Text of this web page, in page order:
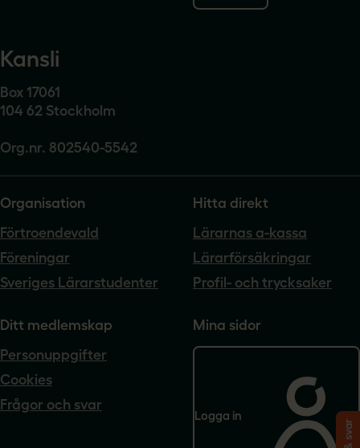
Kansli
Box 17061
104 62 Stockholm
Org.nr. 802540-5542
Organisation
Förtroendevald
Föreningar
Sveriges Lärarstudenter
Hitta direkt
Lärarnas a-kassa
Lärarförsäkringar
Profil- och trycksaker
Ditt medlemskap
Personuppgifter
Cookies
Frågor och svar
Mina sidor
Logga in